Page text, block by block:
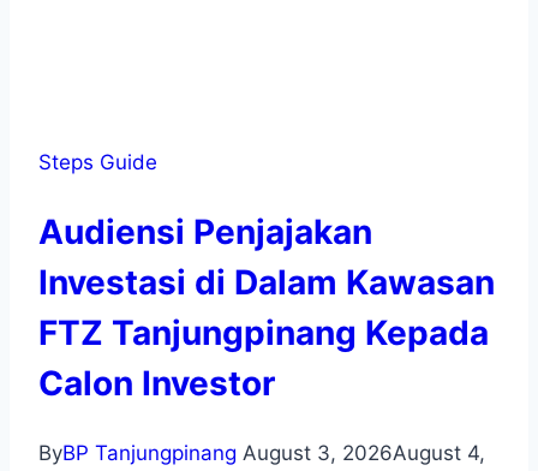
Steps Guide
Audiensi Penjajakan
Investasi di Dalam Kawasan
FTZ Tanjungpinang Kepada
Calon Investor
ByBP Tanjungpinang August 3, 2026August 4,